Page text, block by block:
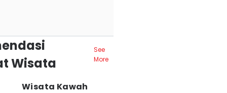
Wisata
See
More
Wisata Kawah